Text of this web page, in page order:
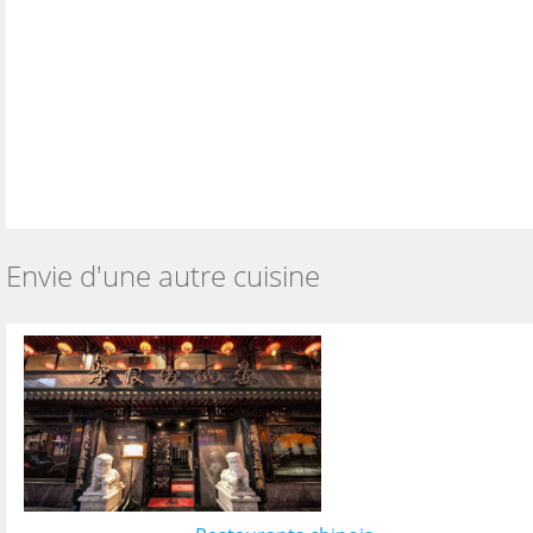
Envie d'une autre cuisine